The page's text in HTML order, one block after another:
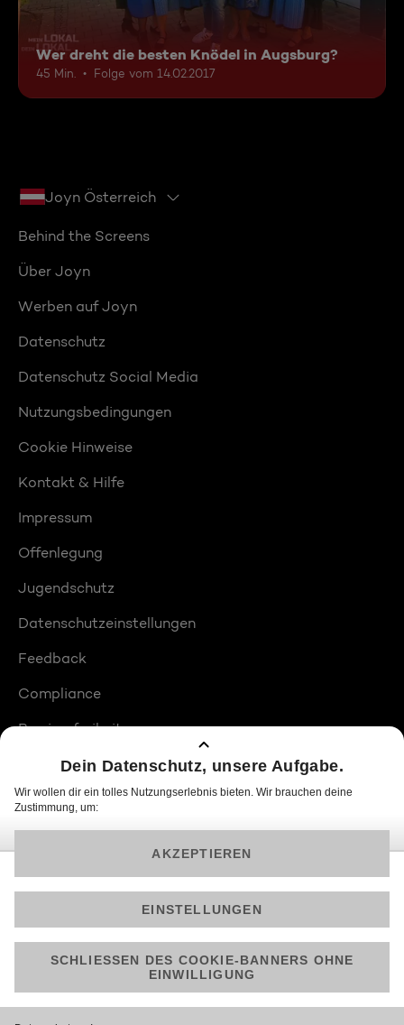
Wer dreht die besten Knödel in Augsburg?
45 Min. Folge vom 14.02.2017
Joyn Österreich
Behind the Screens
Über Joyn
Werben auf Joyn
Datenschutz
Datenschutz Social Media
Nutzungsbedingungen
Cookie Hinweise
Kontakt & Hilfe
Impressum
Offenlegung
Jugendschutz
Datenschutzeinstellungen
Feedback
Compliance
Barrierefreiheit
Produktplatzierungen